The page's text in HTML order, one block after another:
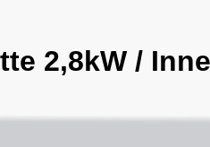
2,8kW /